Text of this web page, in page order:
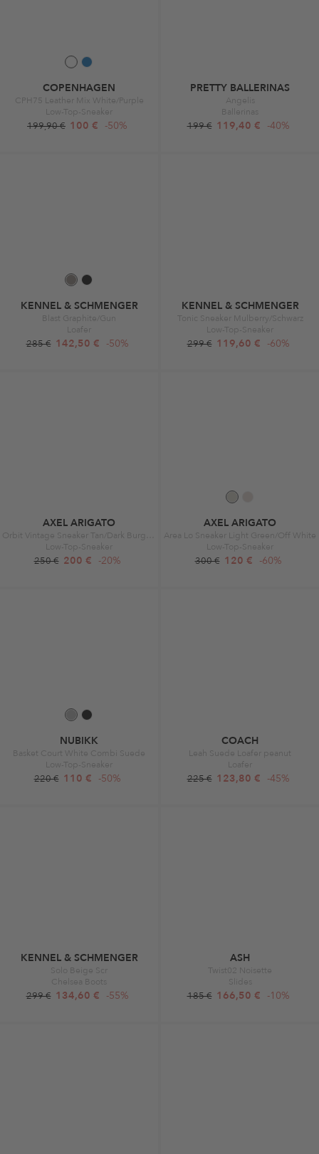
COPENHAGEN
CPH75 Leather Mix White/Purple
Low-Top-Sneaker
199,90 € 100 € -50%
PRETTY BALLERINAS
Angelis
Ballerinas
199 € 119,40 € -40%
KENNEL & SCHMENGER
Blast Graphite/Gun
Loafer
285 € 142,50 € -50%
KENNEL & SCHMENGER
Tonic Sneaker Mulberry/Schwarz
Low-Top-Sneaker
299 € 119,60 € -60%
AXEL ARIGATO
Low-Top-Sneaker
250 € 200 € -20%
AXEL ARIGATO
Area Lo Sneaker Light Green/Off White
Low-Top-Sneaker
300 € 120 € -60%
NUBIKK
Basket Court White Combi Suede
Low-Top-Sneaker
220 € 110 € -50%
COACH
Leah Suede Loafer peanut
Loafer
225 € 123,80 € -45%
KENNEL & SCHMENGER
Solo Beige Scr
Chelsea Boots
299 € 134,60 € -55%
ASH
Twist02 Noisette
Slides
185 € 166,50 € -10%